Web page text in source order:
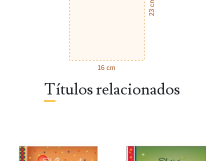
23 cm
16 cm
Títulos relacionados